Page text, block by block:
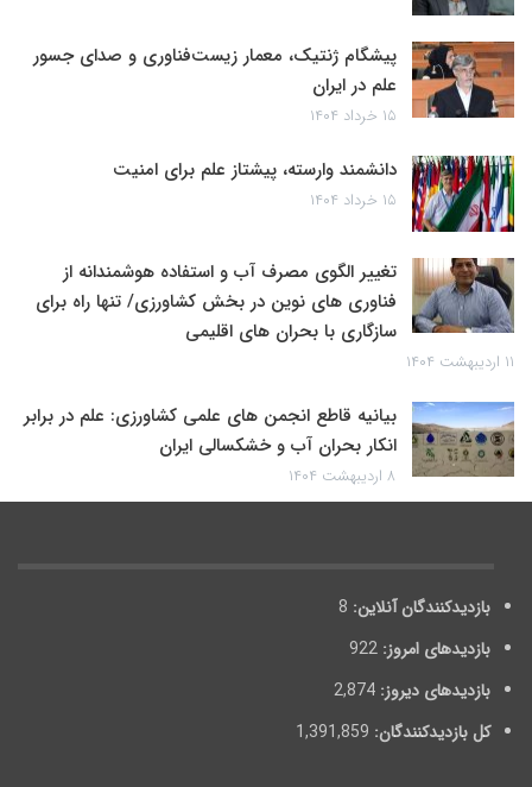
پیشگام ژنتیک، معمار زیست‌فناوری و صدای جسور
علم در ایران
۱۵ خرداد ۱۴۰۴
دانشمند وارسته، پیشتاز علم برای امنیت
۱۵ خرداد ۱۴۰۴
تغییر الگوی مصرف آب و استفاده هوشمندانه از
فناوری های نوین در بخش کشاورزی/ تنها راه برای
سازگاری با بحران های اقلیمی
۱۱ اردیبهشت ۱۴۰۴
بیانیه قاطع انجمن های علمی کشاورزی: علم در برابر
انکار بحران آب و خشکسالی ایران
۸ اردیبهشت ۱۴۰۴
بازدیدکنندگان آنلاین: 8
بازدیدهای امروز: 922
بازدیدهای دیروز: 2,874
کل بازدیدکنند‌گان: 1,391,859